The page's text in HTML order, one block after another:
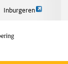
Inburgeren
Link
pagina